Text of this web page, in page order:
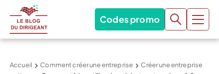
Codes promo
Accueil Comment créer une entreprise
Créer une entreprise